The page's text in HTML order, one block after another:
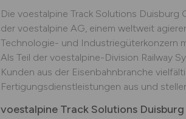
Die voestalpine Track Solutions Duisburg
der voestalpine AG, einem weltweit
Technologie- und Industriegüterkonzern
Als Teil der voestalpine-Division Railway
Kunden aus der Eisenbahnbranche
Fertigungsdienstleistungen aus und
voestalpine Track Solutions